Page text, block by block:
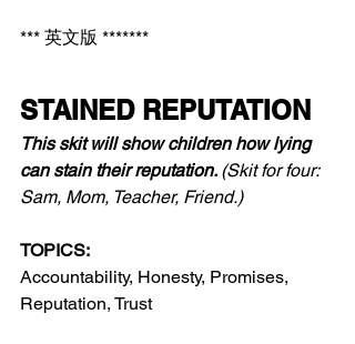
*** 英文版 *******
STAINED REPUTATION
This skit will show children how lying
can stain their reputation. (Skit for four:
Sam, Mom, Teacher, Friend.)
TOPICS:
Accountability, Honesty, Promises,
Reputation, Trust